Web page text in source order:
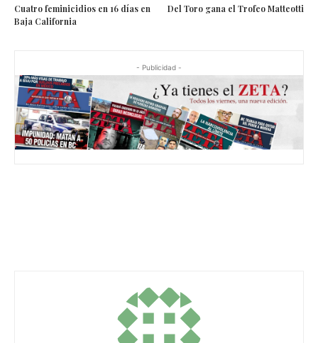
Cuatro feminicidios en 16 días en
Baja California
Del Toro gana el Trofeo Matteotti
- Publicidad -